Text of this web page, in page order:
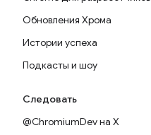
Обновления Хрома
Истории успеха
Подкасты и шоу
Следовать
@ChromiumDev на X